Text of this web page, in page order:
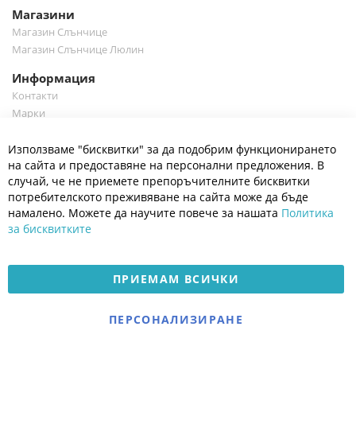
Магазини
Магазин Слънчице
Магазин Слънчице Люлин
Информация
Контакти
Марки
Полезно
Общи условия
Политика за поверителност
Платформа за OPC
Доставка и плащане
Електронен магазин
разработен и поддържан
Използваме "бисквитки" за да подобрим функционирането
на сайта и предоставяне на персонални предложения. В
случай, че не приемете препоръчителните бисквитки
потребителското преживяване на сайта може да бъде
намалено. Можете да научите повече за нашата Политика
за бисквитките
ПРИЕМАМ ВСИЧКИ
ПЕРСОНАЛИЗИРАНЕ